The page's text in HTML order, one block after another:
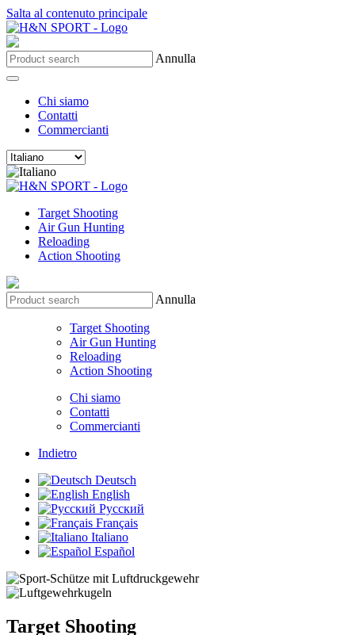
Salta al contenuto principale
Annulla
Chi siamo
Contatti
Commercianti
Target Shooting
Air Gun Hunting
Reloading
Action Shooting
Annulla
Target Shooting
Air Gun Hunting
Reloading
Action Shooting
Chi siamo
Contatti
Commercianti
Indietro
Deutsch
English
Русский
Français
Italiano
Español
Target Shooting